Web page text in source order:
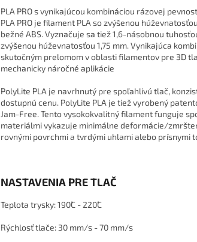
PLA PRO s vynikajúcou kombináciou rázovej
PLA PRO je filament PLA so zvýšenou
bežné ABS. Vyznačuje sa tiež 1,6-násobnou
zvýšenou húževnatosťou 1,75 mm. Vynikajúca
skutočným prelomom v oblasti filamentov pre 3D
mechanicky náročné aplikácie
PolyLite PLA je navrhnutý pre spoľahlivú tlač,
dostupnú cenu. PolyLite PLA je tiež vyrobený
Jam-Free. Tento vysokokvalitný filament funguje
materiálmi vykazuje minimálne deformácie/
rovnými povrchmi a tvrdými uhlami alebo prísnymi
NASTAVENIA PRE TLAČ
Teplota trysky: 190˚C - 220˚C
Rýchlosť tlače: 30 mm/s - 70 mm/s